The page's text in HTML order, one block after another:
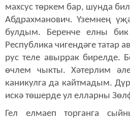
махсус төркем бар, шунда
Абдрахманович. Үземнең
булдым. Беренче елны
Республика чигендәге татар
рус теле авыррак бирелде.
өчлем чыкты. Хәтерлим
каникулга да кайтмадым.
искә төшерде ул елларны
Гел елмаеп торганга